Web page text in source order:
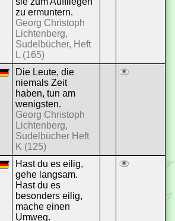
zu ermuntern.
Georg Christoph
Lichtenberg,
Sudelbücher, Heft
L (165)
Die Leute, die
niemals Zeit
haben, tun am
wenigsten.
Georg Christoph
Lichtenberg,
Sudelbücher Heft
K (125)
Hast du es eilig,
gehe langsam.
Hast du es
besonders eilig,
mache einen
Umweg.